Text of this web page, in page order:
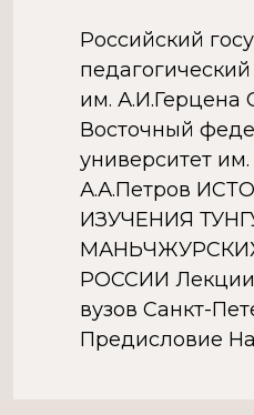
Российский
им. А.И.Герцена
Восточный
университет
А.А.Петров
ИЗУЧЕНИЯ
РОССИИ Лекции
вузов Санкт-
Предисловие